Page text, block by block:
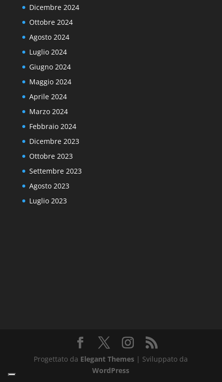
Dicembre 2024
Ottobre 2024
Agosto 2024
Luglio 2024
Giugno 2024
Maggio 2024
Aprile 2024
Marzo 2024
Febbraio 2024
Dicembre 2023
Ottobre 2023
Settembre 2023
Agosto 2023
Luglio 2023
Progettato da Elegant Themes | Sviluppato da
WordPress